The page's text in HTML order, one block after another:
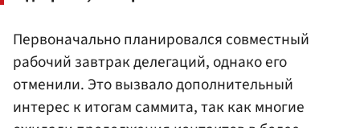
Первоначально планировался совместный
рабочий завтрак делегаций, однако его
отменили. Это вызвало дополнительный
интерес к итогам саммита, так как многие